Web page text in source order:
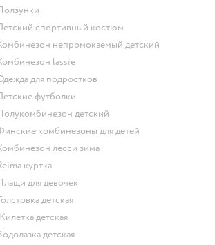
Ползунки
Детский спортивный костюм
Комбинезон непромокаемый детский
Комбинезон lassie
Одежда для подростков
Детские футболки
Полукомбинезон детский
Финские комбинезоны для детей
Комбинезон лесси зима
Reima куртка
Плащи для девочек
Толстовка детская
Жилетка детская
Водолазка детская